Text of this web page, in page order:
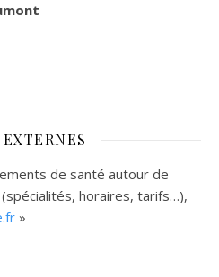
de santé autour de
horaires, tarifs…),
»